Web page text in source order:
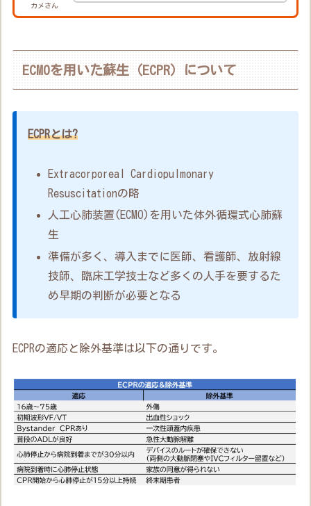
カメさん
ECMOを用いた蘇生（ECPR）について
ECPRとは?
Extracorporeal Cardiopulmonary
Resuscitationの略
人工心肺装置(ECMO)を用いた体外循環式心肺蘇
生
準備が多く、導入までに医師、看護師、放射線
技師、臨床工学技士など多くの人手を要するた
め早期の判断が必要となる
ECPRの適応と除外基準は以下の通りです。